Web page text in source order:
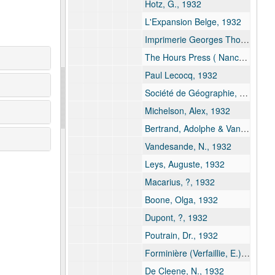
Hotz, G., 1932
L'Expansion Belge, 1932
Imprimerie Georges Thone ( Maurice Firket), 1932
The Hours Press ( Nancy Cunard), 1932
Paul Lecocq, 1932
Société de Géographie, 1932
Michelson, Alex, 1932
Bertrand, Adolphe & Van Laer, René, 1932
Vandesande, N., 1932
Leys, Auguste, 1932
Macarius, ?, 1932
Boone, Olga, 1932
Dupont, ?, 1932
Poutrain, Dr., 1932
Forminière (Verfaillie, E.), 1932
De Cleene, N., 1932